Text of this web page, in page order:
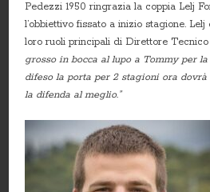
Pedezzi 1950 ringrazia la coppia Lelj
l’obbiettivo fissato a inizio stagione.
loro ruoli principali di Direttore Tecnico
grosso in bocca al lupo a Tommy per
difeso la porta per 2 stagioni ora dovrà
la difenda al meglio.”